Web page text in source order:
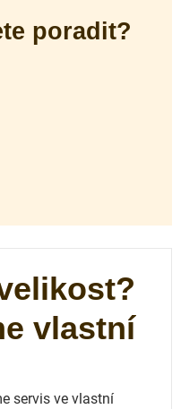
poradit?
vlastní
servis ve vlastní